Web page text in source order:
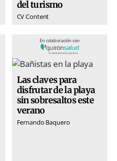
del turismo
CV Content
En colaboración con
Las claves para
disfrutar de la playa
sin sobresaltos este
verano
Fernando Baquero